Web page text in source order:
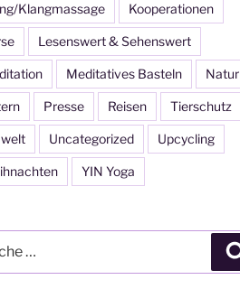
Klangmassage Kooperationen
Lesenswert & Sehenswert
Meditatives Basteln Natur
Presse Reisen Tierschutz
Uncategorized Upcycling
YIN Yoga